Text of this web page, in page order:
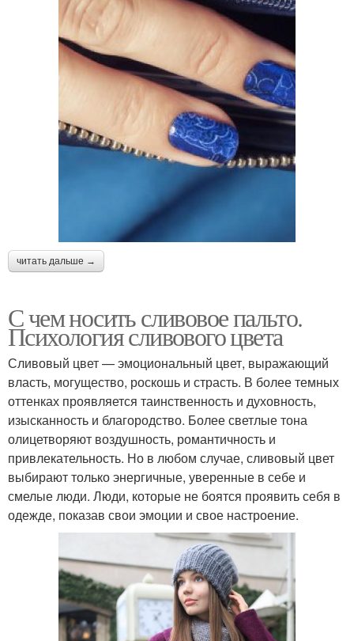
читать дальше →
С чем носить сливовое пальто.
Психология сливового цвета
Сливовый цвет — эмоциональный цвет, выражающий
власть, могущество, роскошь и страсть. В более темных
оттенках проявляется таинственность и духовность,
изысканность и благородство. Более светлые тона
олицетворяют воздушность, романтичность и
привлекательность. Но в любом случае, сливовый цвет
выбирают только энергичные, уверенные в себе и
смелые люди. Люди, которые не боятся проявить себя в
одежде, показав свои эмоции и свое настроение.